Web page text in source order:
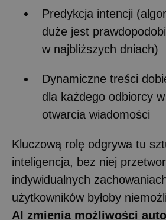
Predykcja intencji
duże jest
w najbliższych dniach)
Dynamiczne treści
dla każdego odbiorcy
otwarcia wiadomości
Kluczową rolę odgrywa tu
inteligencja, bez niej
indywidualnych
użytkowników byłoby
AI zmienia możliwości